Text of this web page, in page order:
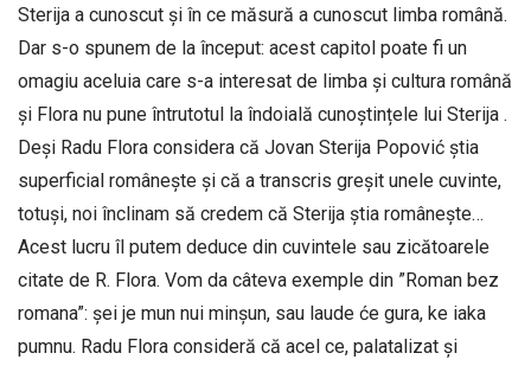
Sterija a cunoscut și în ce măsură a cunoscut limba română.
Dar s-o spunem de la început: acest capitol poate fi un
omagiu aceluia care s-a interesat de limba și cultura română
și Flora nu pune întrutotul la îndoială cunoștințele lui Sterija .
Deși Radu Flora considera că Jovan Sterija Popović știa
superficial românește și că a transcris greșit unele cuvinte,
totuși, noi înclinam să credem că Sterija știa românește…
Acest lucru îl putem deduce din cuvintele sau zicătoarele
citate de R. Flora. Vom da câteva exemple din ”Roman bez
romana”: șei je mun nui minșun, sau laude će gura, ke iaka
pumnu. Radu Flora consideră că acel ce, palatalizat și